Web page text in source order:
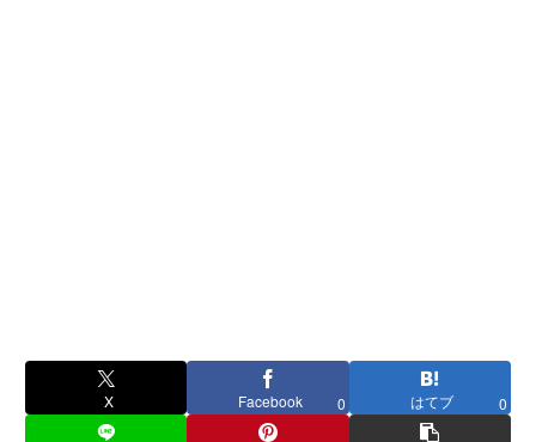
X Facebook 0 はてブ 0